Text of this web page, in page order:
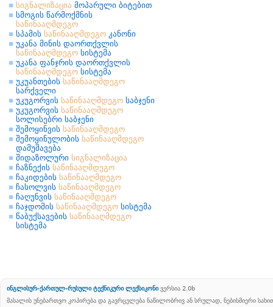
სიგნალიზაცია მოპარული ბიტებით
სმოგის წარმოქმნის
საწინააღმდეგო
სპამის საწინააღმდეგო კანონი
უკანა მინის დაორთქვლის
საწინააღმდეგო სისტემა
უკანა ფანჯრის დაორთქვლის
საწინააღმდეგო სისტემა
უკუანთების საწინააღმდეგო
სარქველი
უკუგორვის საწინააღმდეგო საბჯენი
უკუგორვის საწინააღმდეგო
სოლისებრი საბჯენი
შემოყინვის საწინააღმდეგო
შემოყინულობის საწინააღმდეგო
დამუშავება
შიდაზოლური სიგნალიზაცია
ჩაზნექის საწინააღმდეგო
ჩაკიდების საწინააღმდეგო
ჩასოლვის საწინააღმდეგო
ჩაღუნვის საწინააღმდეგო
ჩაჯდომის საწინააღმდეგო სისტემა
წაბუქსავების საწინააღმდეგო
სისტემა
ინგლისურ-ქართულ-რუსული ტექნიკური ლექსიკონი ვერსია 2.0b
მასალის უნებართვო კოპირება და გავრცელება ნაწილობრივ ან სრულად, ნებისმიერი